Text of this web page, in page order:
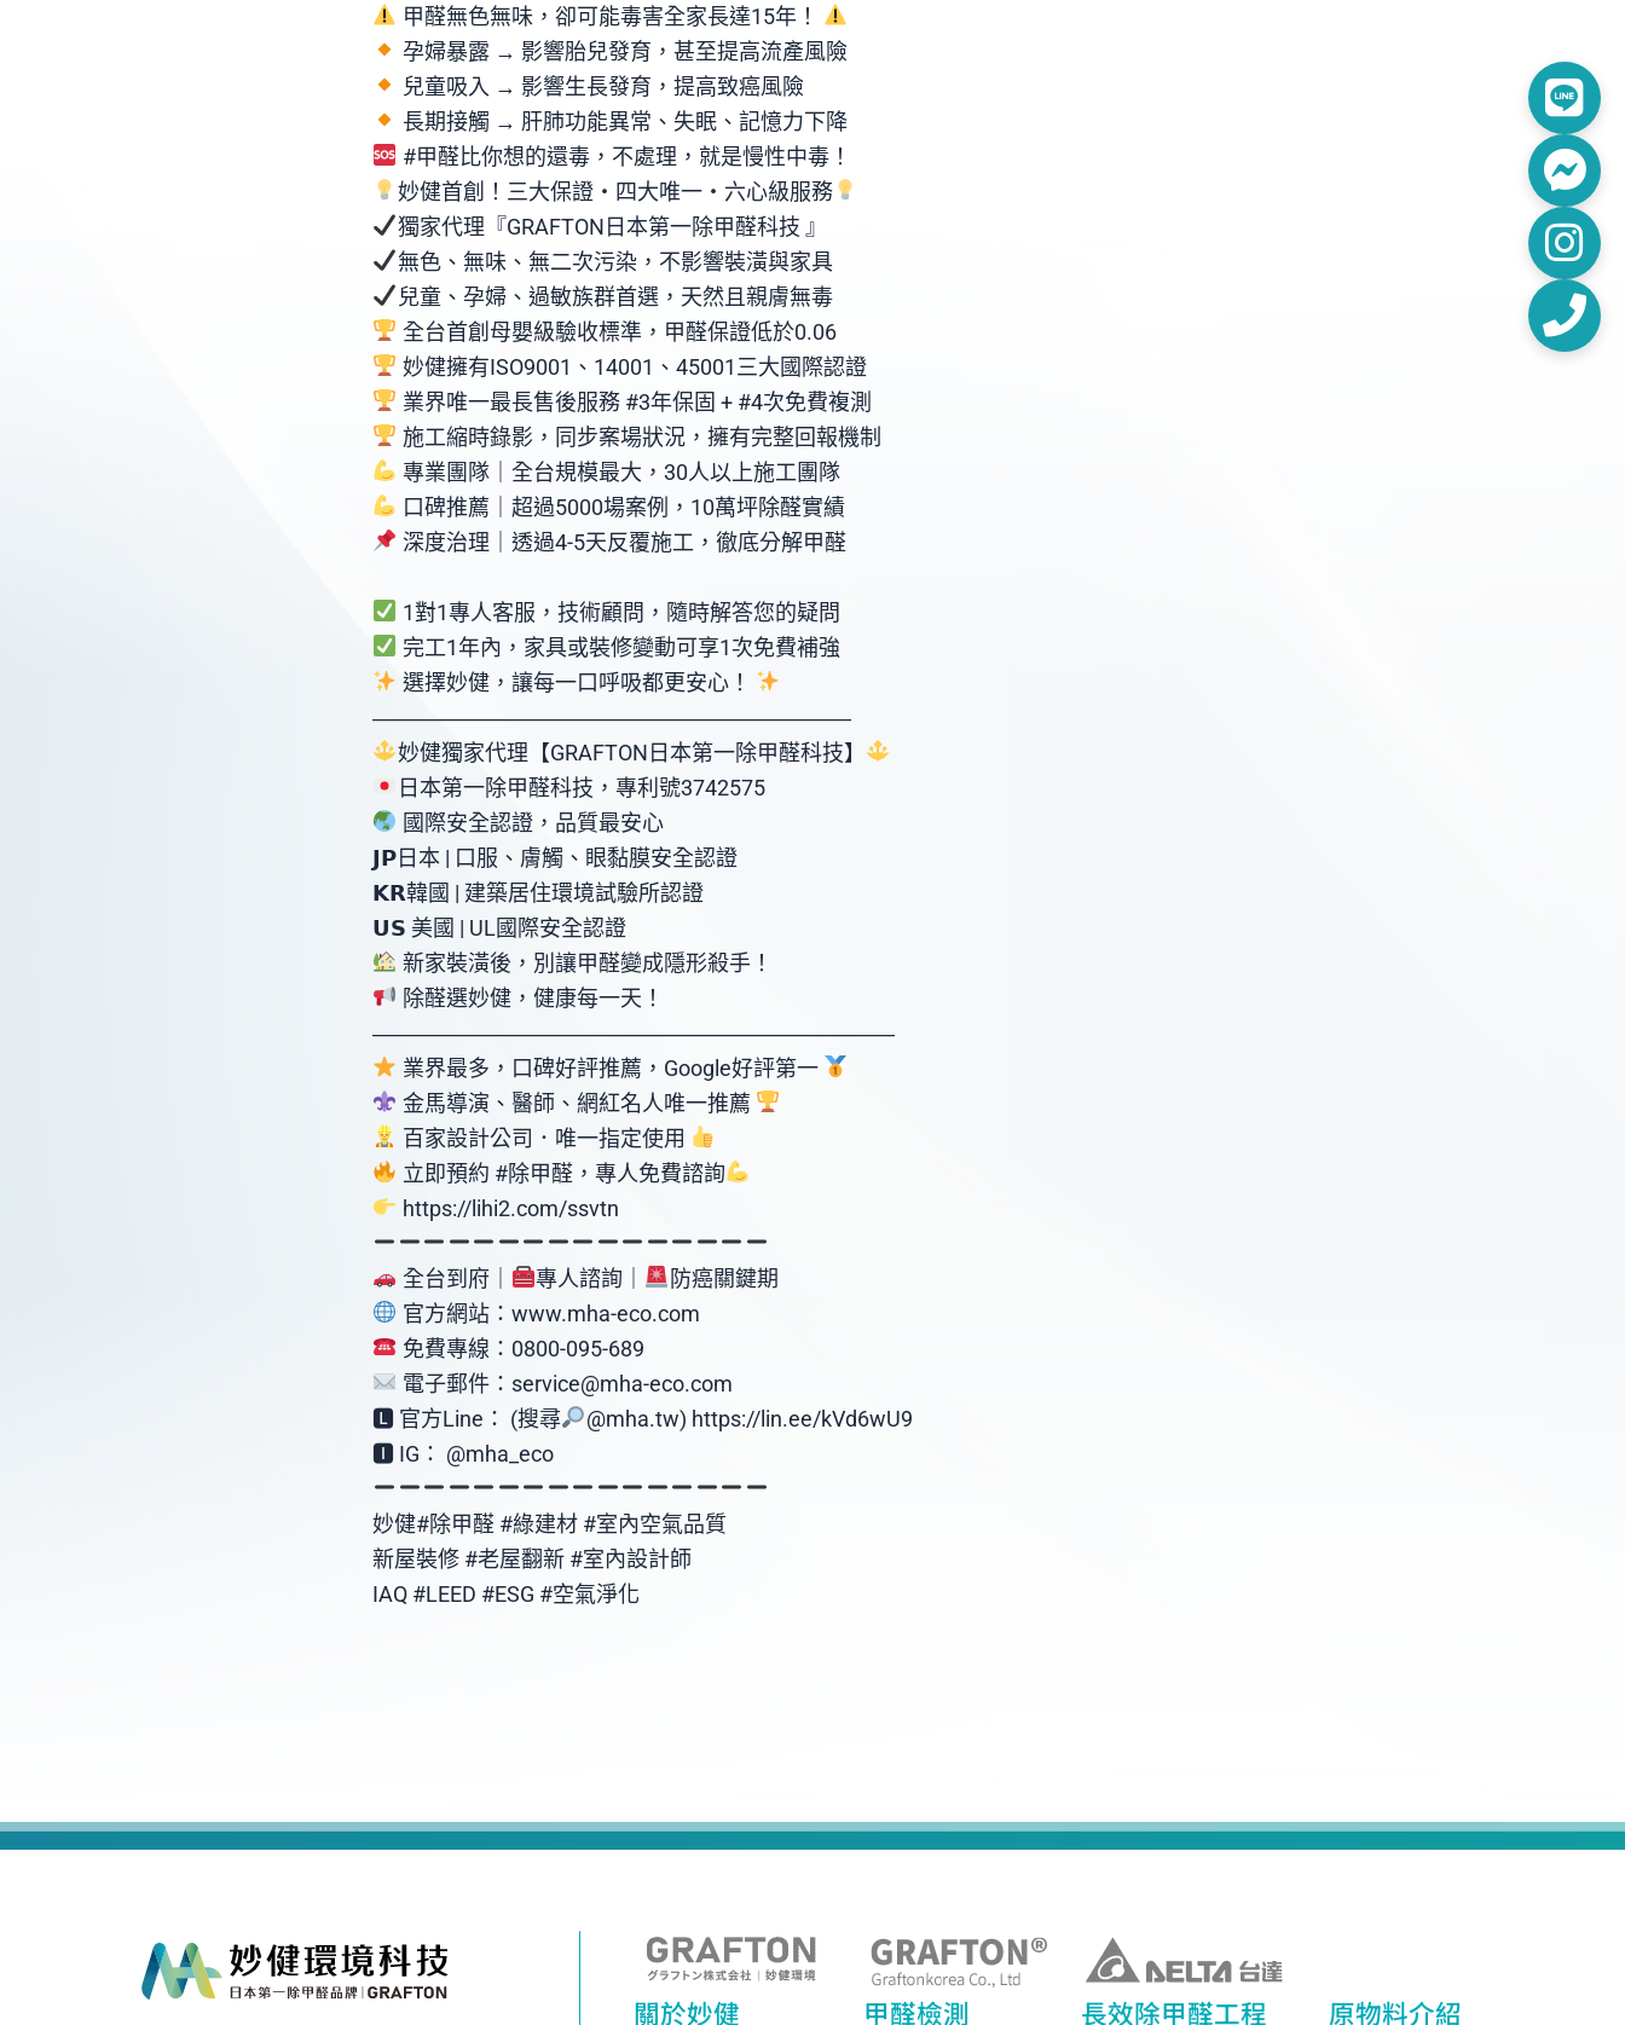
Line
電話
甲醛無色無味，卻可能毒害全家長達15年！
孕婦暴露 → 影響胎兒發育，甚至提高流產風險
兒童吸入 → 影響生長發育，提高致癌風險
長期接觸 → 肝肺功能異常、失眠、記憶力下降
#甲醛比你想的還毒，不處理，就是慢性中毒！
妙健首創！三大保證・四大唯一・六心級服務
獨家代理『GRAFTON日本第一除甲醛科技 』
無色、無味、無二次污染，不影響裝潢與家具
兒童、孕婦、過敏族群首選，天然且親膚無毒
全台首創母嬰級驗收標準，甲醛保證低於0.06
妙健擁有ISO9001、14001、45001三大國際認證
業界唯一最長售後服務 #3年保固 + #4次免費複測
施工縮時錄影，同步案場狀況，擁有完整回報機制
專業團隊｜全台規模最大，30人以上施工團隊
口碑推薦｜超過5000場案例，10萬坪除醛實績
深度治理｜透過4-5天反覆施工，徹底分解甲醛
1對1專人客服，技術顧問，隨時解答您的疑問
完工1年內，家具或裝修變動可享1次免費補強
選擇妙健，讓每一口呼吸都更安心！
――――――――――――――――――――――
妙健獨家代理【GRAFTON日本第一除甲醛科技】
日本第一除甲醛科技，專利號3742575
國際安全認證，品質最安心
𝗝𝗣日本 | 口服、膚觸、眼黏膜安全認證
𝗞𝗥韓國 | 建築居住環境試驗所認證
𝗨𝗦 美國 | UL國際安全認證
新家裝潢後，別讓甲醛變成隱形殺手！
除醛選妙健，健康每一天！
―――――――――――――――――――󠀠󠀠󠀠󠀠――――󠀠󠀠󠀠―󠀠󠀠󠀠
業界最多，口碑好評推薦，Google好評第一
金馬導演、醫師、網紅名人唯一推薦
百家設計公司．唯一指定使用
立即預約 #除甲醛，專人免費諮詢
https://lihi2.com/ssvtn
全台到府｜ 專人諮詢｜
防癌關鍵期
官方網站：www.mha-eco.com
免費專線：0800-095-689
電子郵件：service@mha-eco.com
🅻 官方Line： (搜尋
@mha.tw) https://lin.ee/kVd6wU9
🅸 IG： @mha_eco
妙健#除甲醛 #綠建材 #室內空氣品質
新屋裝修 #老屋翻新 #室內設計師
IAQ #LEED #ESG #空氣淨化
關於妙健 甲醛檢測 長效除甲醛工程 原物料介紹